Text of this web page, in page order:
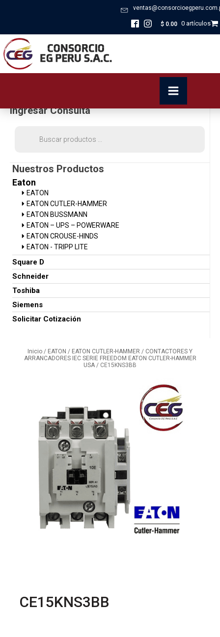
$0.00 0 artículos
Ingresar Consulta
Nuestros Productos
Eaton
EATON
EATON CUTLER-HAMMER
EATON BUSSMANN
EATON – UPS – POWERWARE
EATON CROUSE-HINDS
EATON - TRIPP LITE
Square D
Schneider
Toshiba
Siemens
Solicitar Cotización
Inicio / EATON / EATON CUTLER-HAMMER / CONTACTORES Y
ARRANCADORES IEC SERIE FREEDOM EATON CUTLER-HAMMER
USA / CE15KNS3BB
CE15KNS3BB